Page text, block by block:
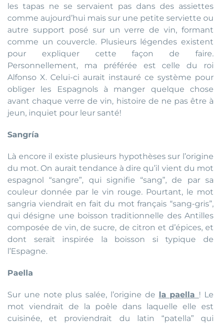
les tapas ne se servaient pas dans des assiettes
comme aujourd’hui mais sur une petite serviette ou
autre support posé sur un verre de vin, formant
comme un couvercle. Plusieurs légendes existent
pour expliquer cette façon de faire.
Personnellement, ma préférée est celle du roi
Alfonso X. Celui-ci aurait instauré ce système pour
obliger les Espagnols à manger quelque chose
avant chaque verre de vin, histoire de ne pas être à
jeun, inquiet pour leur santé!
Sangría
Là encore il existe plusieurs hypothèses sur l’origine
du mot. On aurait tendance à dire qu’il vient du mot
espagnol “sangre”, qui signifie “sang”, de par sa
couleur donnée par le vin rouge. Pourtant, le mot
sangria viendrait en fait du mot français “sang-gris”,
qui désigne une boisson traditionnelle des Antilles
composée de vin, de sucre, de citron et d’épices, et
dont serait inspirée la boisson si typique de
l’Espagne.
Paella
Sur une note plus salée, l’origine de la paella ! Le
mot viendrait de la poêle dans laquelle elle est
cuisinée, et proviendrait du latin “patella” qui